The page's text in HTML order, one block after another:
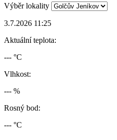
Výběr lokality
3.7.2026 11:25
Aktuální teplota:
--- °C
Vlhkost:
--- %
Rosný bod:
--- °C